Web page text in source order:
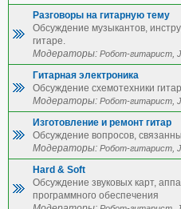
Разговоры на гитарную тему
Обсуждение музыкантов,
гитаре.
Модераторы: Робот-гитарист,
Гитарная электроника
Обсуждение схемотехники
Модераторы: Робот-гитарист,
Изготовление и ремонт гитар
Обсуждение вопросов,
Модераторы: Робот-гитарист,
Hard & Soft
Обсуждение звуковых карт,
программного обеспечения